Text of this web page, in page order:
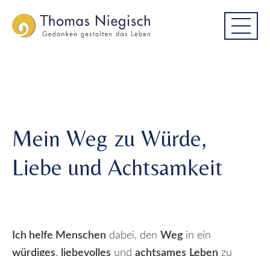
to
to
Mein Weg zu Würde, Liebe und
Achtsamkeit
Mein Weg zu Würde,
Liebe und Achtsamkeit
Ich helfe Menschen dabei, den Weg in ein
würdiges, liebevolles und achtsames Leben zu